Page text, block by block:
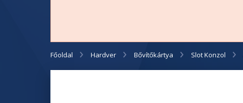
Főoldal Hardver Bővítőkártya Slot Konzol